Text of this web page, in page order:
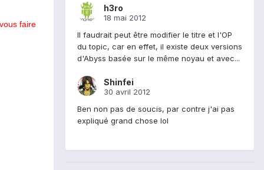
faire
h3ro
18 mai 2012
Il faudrait peut être modifier le titre et l'OP
du topic, car en effet, il existe deux versions
d'Abyss basée sur le même noyau et avec...
Shinfei
30 avril 2012
Ben non pas de soucis, par contre j'ai pas
expliqué grand chose lol